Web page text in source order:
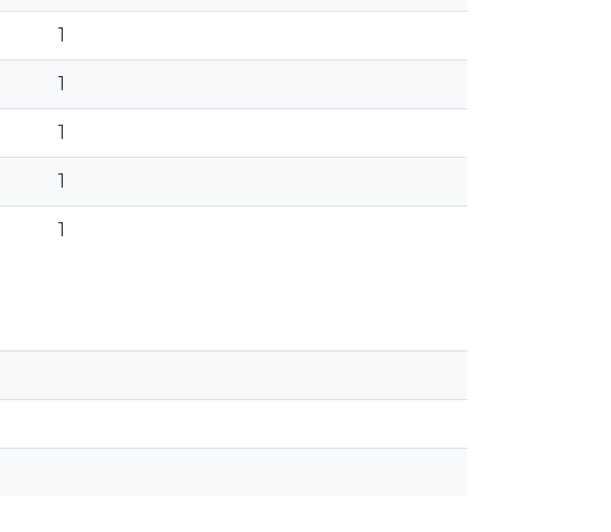
1
1
1
1
1